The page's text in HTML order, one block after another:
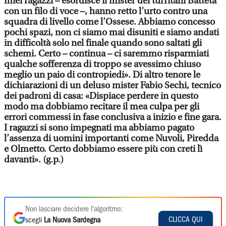
con un filo di voce –, hanno retto l’urto contro una
squadra di livello come l’Ossese. Abbiamo concesso
pochi spazi, non ci siamo mai disuniti e siamo andati
in difficoltà solo nel finale quando sono saltati gli
schemi. Certo – continua – ci saremmo risparmiati
qualche sofferenza di troppo se avessimo chiuso
meglio un paio di contropiedi». Di altro tenore le
dichiarazioni di un deluso mister Fabio Sechi, tecnico
dei padroni di casa: «Dispiace perdere in questo
modo ma dobbiamo recitare il mea culpa per gli
errori commessi in fase conclusiva a inizio e fine gara.
I ragazzi si sono impegnati ma abbiamo pagato
l’assenza di uomini importanti come Nuvoli, Piredda
e Olmetto. Certo dobbiamo essere più con creti lì
davanti». (g.p.)
Non lasciare decidere l'algoritmo:
scegli La Nuova Sardegna
CLICCA QUI